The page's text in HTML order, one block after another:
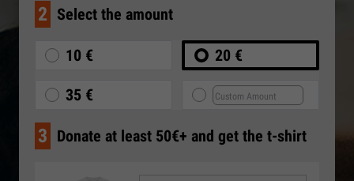
2 Select the amount
10 € 20 €
35 €
3 Donate at least 50€+ and get the t-shirt